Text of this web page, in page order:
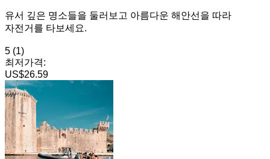
유서 깊은 명소들을 둘러보고 아름다운 해안선을 따라
자전거를 타보세요.
5 (1)
최저가격:
US$26.59